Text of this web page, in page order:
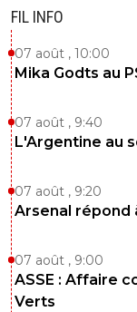
FIL INFO
07 août , 10:00
Mika Godts au
07 août , 9:40
L'Argentine au
07 août , 9:20
Arsenal répond
07 août , 9:00
ASSE : Affaire
Verts